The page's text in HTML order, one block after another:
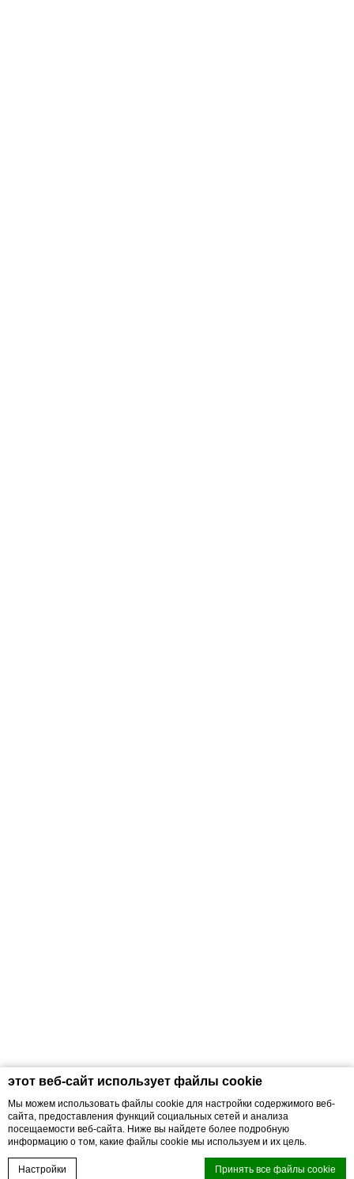
этот веб-сайт использует файлы cookie
Мы можем использовать файлы cookie для настройки содержимого веб-
сайта, предоставления функций социальных сетей и анализа
посещаемости веб-сайта. Ниже вы найдете более подробную
информацию о том, какие файлы cookie мы используем и их цель.
Настройки Принять все файлы cookie
This hotel is owned by Supreme Key Limited operated by Regent
Hotels & Resorts. (www.ihg.com)